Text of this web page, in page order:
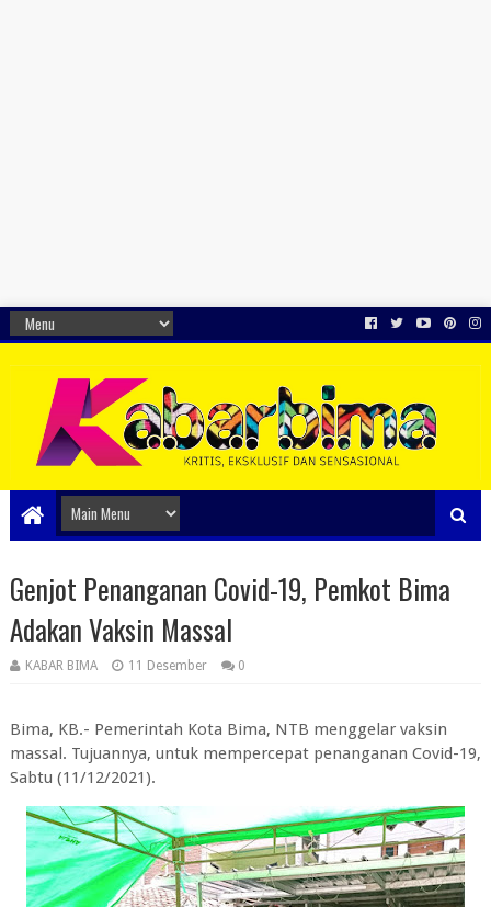
Genjot Penanganan Covid-19, Pemkot Bima
Adakan Vaksin Massal
KABAR BIMA 11 Desember 0
Bima, KB.- Pemerintah Kota Bima, NTB menggelar vaksin
massal. Tujuannya, untuk mempercepat penanganan Covid-19,
Sabtu (11/12/2021).